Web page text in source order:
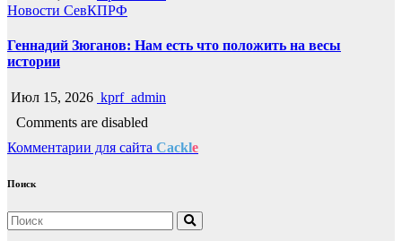
Новости СевКПРФ
Геннадий Зюганов: Нам есть что положить на весы
истории
Июл 15, 2026 kprf_admin
Comments are disabled
Комментарии для сайта Cackle
Поиск